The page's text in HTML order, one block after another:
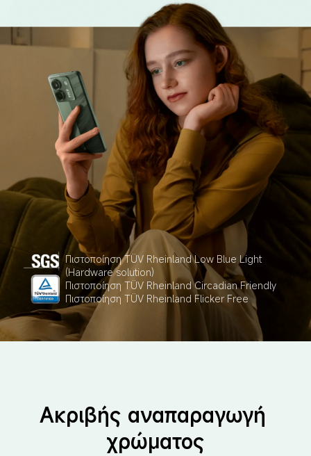
Πιστοποίηση TÜV Rheinland Low Blue Light
(Hardware solution)
Πιστοποίηση TÜV Rheinland Circadian Friendly
Πιστοποίηση TÜV Rheinland Flicker Free
Ακριβής αναπαραγωγή
χρώματος